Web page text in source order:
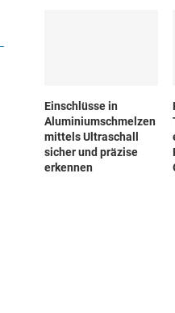
Einschlüsse in
Aluminiumschmelzen
mittels Ultraschall
sicher und präzise
erkennen